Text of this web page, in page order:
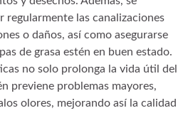
regularmente las canalizaciones
o daños, así como asegurarse
de grasa estén en buen estado.
no solo prolonga la vida útil del
previene problemas mayores,
olores, mejorando así la calidad